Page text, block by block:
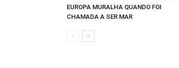
EUROPA MURALHA QUANDO FOI
CHAMADA A SER MAR